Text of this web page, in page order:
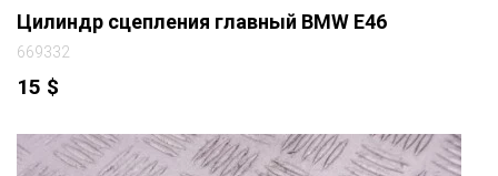
Цилиндр сцепления главный BMW E46
669332
15 $